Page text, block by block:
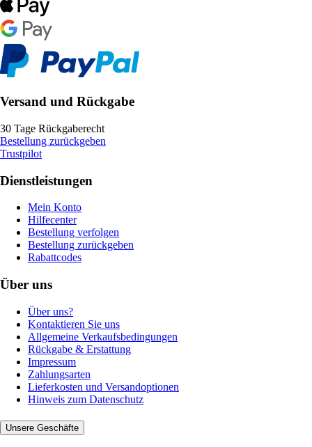
Versand und Rückgabe
30 Tage Rückgaberecht
Bestellung zurückgeben
Trustpilot
Dienstleistungen
Mein Konto
Hilfecenter
Bestellung verfolgen
Bestellung zurückgeben
Rabattcodes
Über uns
Über uns?
Kontaktieren Sie uns
Allgemeine Verkaufsbedingungen
Rückgabe & Erstattung
Impressum
Zahlungsarten
Lieferkosten und Versandoptionen
Hinweis zum Datenschutz
Unsere Geschäfte